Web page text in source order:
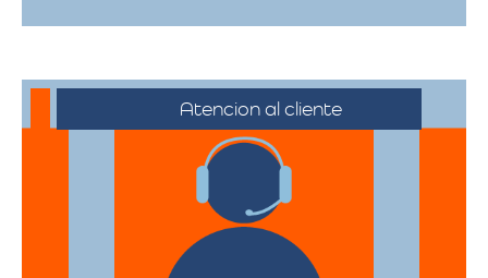
Atencion al cliente
Desde el primer contacto hasta la
finalización de la mudanza, se ofrece un
servicio al cliente excepcional,
adaptándose a sus horarios y